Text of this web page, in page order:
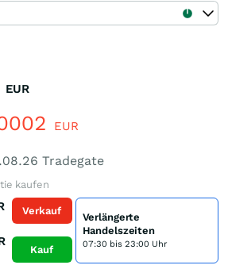
EUR
EUR
Tradegate
kaufen
Verkauf
Kauf
Verlängerte
Handelszeiten
07:30 bis 23:00 Uhr